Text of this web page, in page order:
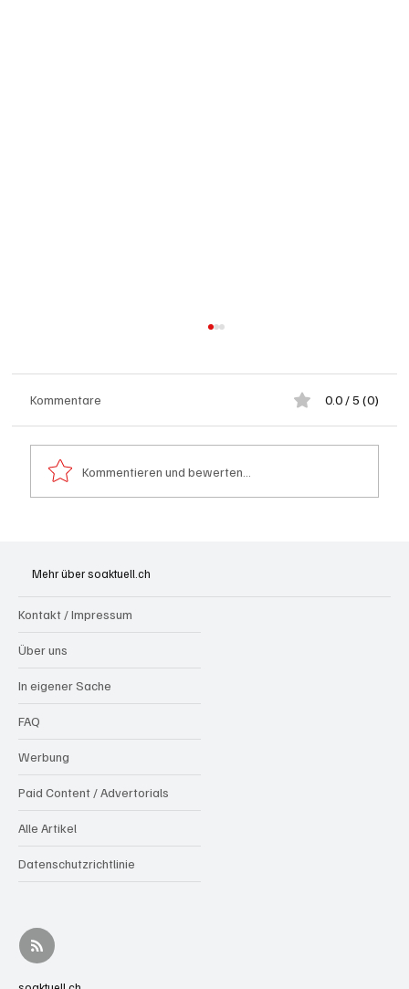
Kommentare 0.0 / 5 (0)
Kommentieren und bewerten...
Mehr über soaktuell.ch
Kontakt / Impressum
Über uns
In eigener Sache
FAQ
Werbung
Paid Content / Advertorials
Alle Artikel
Datenschutzrichtlinie